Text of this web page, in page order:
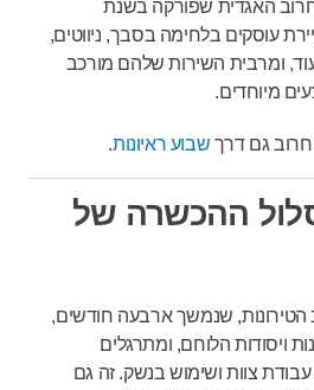
האגדית שפורקה בשנת
הסיירת עוסקים בלחימה בסבך, ניווטים,
ומרבית השירות שלהם מורכב
מיוחדים.
גם דרך שבוע ראיונות.
ההכשרה של
שנמשך ארבעה חודשים,
ויסודות הלוחם, ומתרגלים
צוות ושימוש בנשק. זה גם